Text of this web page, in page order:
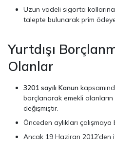
Uzun vadeli sigorta
talepte bulunarak prim
Yurtdışı
Olanlar
3201 sayılı Kanun
borçlanarak emekli olanların
değişmiştir.
Önceden aylıkları
Ancak 19 Haziran 2012’den